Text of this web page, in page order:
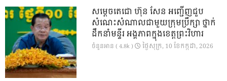
សម្តេចតេជោ ហ៊ុន សែន អញ្ជើញជួប
សំណេះសំណាលជាមួយក្រុមប្រឹក្សា ថ្នាក់
ដឹកនាំមន្ទីរ អង្គភាពក្នុងខេត្តព្រះវិហារ
ចំនួនអាន ( 4.8k ) ថ្ងៃ​សុក្រ, 10 ខែ​កក្កដា, 2026